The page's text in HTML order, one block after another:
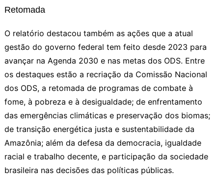
Retomada
O relatório destacou também as ações que a atual
gestão do governo federal tem feito desde 2023 para
avançar na Agenda 2030 e nas metas dos ODS. Entre
os destaques estão a recriação da Comissão Nacional
dos ODS, a retomada de programas de combate à
fome, à pobreza e à desigualdade; de enfrentamento
das emergências climáticas e preservação dos biomas;
de transição energética justa e sustentabilidade da
Amazônia; além da defesa da democracia, igualdade
racial e trabalho decente, e participação da sociedade
brasileira nas decisões das políticas públicas.